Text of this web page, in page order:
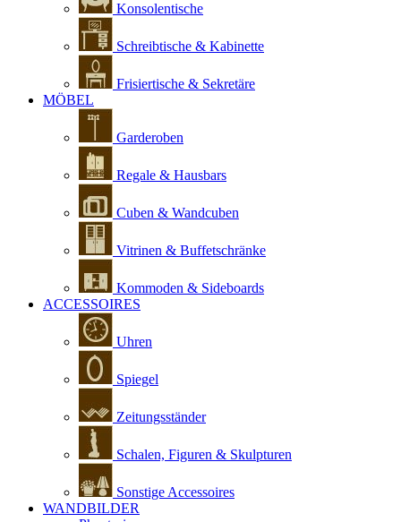
Konsolentische
Schreibtische & Kabinette
Frisiertische & Sekretäre
MÖBEL
Garderoben
Regale & Hausbars
Cuben & Wandcuben
Vitrinen & Buffetschränke
Kommoden & Sideboards
ACCESSOIRES
Uhren
Spiegel
Zeitungsständer
Schalen, Figuren & Skulpturen
Sonstige Accessoires
WANDBILDER